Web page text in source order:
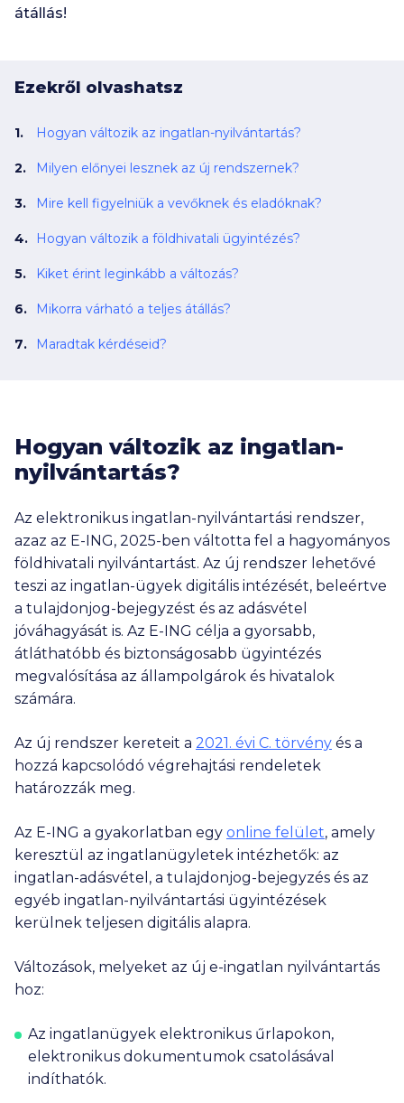
átállás!
Ezekről olvashatsz
Hogyan változik az ingatlan-nyilvántartás?
Milyen előnyei lesznek az új rendszernek?
Mire kell figyelniük a vevőknek és eladóknak?
Hogyan változik a földhivatali ügyintézés?
Kiket érint leginkább a változás?
Mikorra várható a teljes átállás?
Maradtak kérdéseid?
Hogyan változik az ingatlan-
nyilvántartás?
Az elektronikus ingatlan-nyilvántartási rendszer,
azaz az E-ING, 2025-ben váltotta fel a hagyományos
földhivatali nyilvántartást. Az új rendszer lehetővé
teszi az ingatlan-ügyek digitális intézését, beleértve
a tulajdonjog-bejegyzést és az adásvétel
jóváhagyását is. Az E-ING célja a gyorsabb,
átláthatóbb és biztonságosabb ügyintézés
megvalósítása az állampolgárok és hivatalok
számára.
Az új rendszer kereteit a 2021. évi C. törvény és a
hozzá kapcsolódó végrehajtási rendeletek
határozzák meg.
Az E-ING a gyakorlatban egy online felület, amely
keresztül az ingatlanügyletek intézhetők: az
ingatlan-adásvétel, a tulajdonjog-bejegyzés és az
egyéb ingatlan-nyilvántartási ügyintézések
kerülnek teljesen digitális alapra.
Változások, melyeket az új e-ingatlan nyilvántartás
hoz:
Az ingatlanügyek elektronikus űrlapokon,
elektronikus dokumentumok csatolásával
indíthatók.